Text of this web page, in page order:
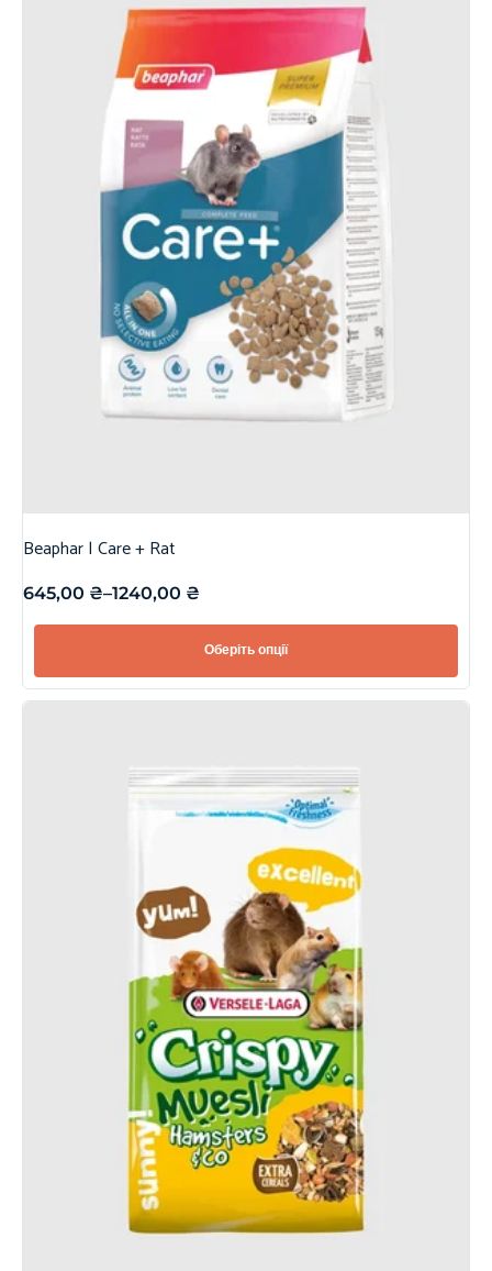
Beaphar | Care + Rat
645,00 ₴–1240,00 ₴
Оберіть опції